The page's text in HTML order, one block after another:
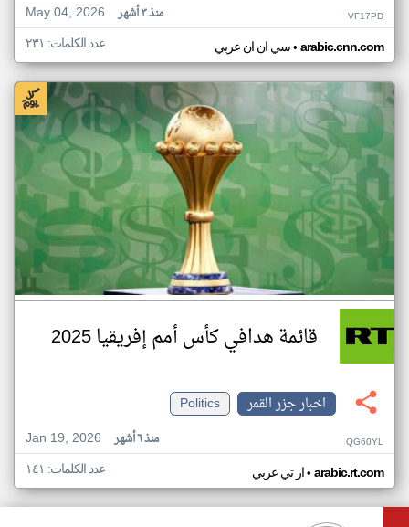
May 04, 2026
منذ ٣ أشهر VF17PD
سي ان ان عربي• arabic.cnn.com عدد الكلمات: ٢٣١
قائمة هدافي كأس أمم إفريقيا 2025
اخبار جزر القمر
Politics
Jan 19, 2026
منذ ٦ أشهر QG60YL
ار تي عربي• arabic.rt.com عدد الكلمات: ١٤١